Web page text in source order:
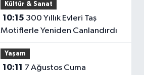
Kültür & Sanat
10:15
Motiflerle Yeniden Canlandırdı
Yaşam
10:11